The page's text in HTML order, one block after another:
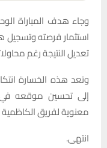
وجاء هدف المباراة
استثمار فرصته
تعديل النتيجة رغم
وتعد هذه الخسارة
إلى تحسين موقعه في
معنوية لفريق
انتهى.